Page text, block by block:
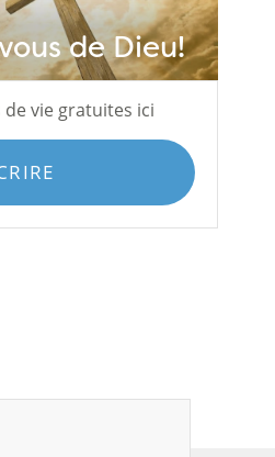
de Dieu!
de vie gratuites ici